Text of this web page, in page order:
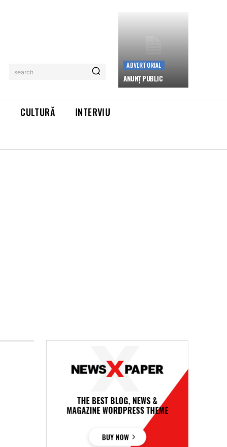
search
ADVERTORIAL
ANUNȚ PUBLIC
CULTURĂ
INTERVIU